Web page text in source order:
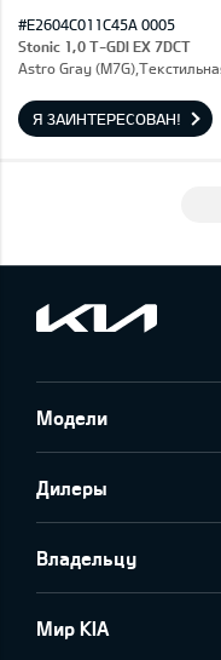
#E2604C011C45A 0005
Stonic 1,0 T-GDI EX 7DCT
Astro Gray
Я ЗАИНТЕРЕСОВАН!
Модели
Дилеры
Владельцу
Мир KIA